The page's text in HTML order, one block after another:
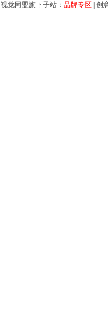
视觉同盟旗下子站： 品牌专区 创